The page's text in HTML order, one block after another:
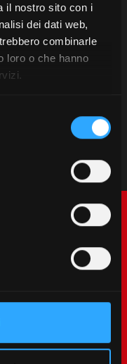
il nostro sito con i
dei dati web,
combinarle
loro o che hanno